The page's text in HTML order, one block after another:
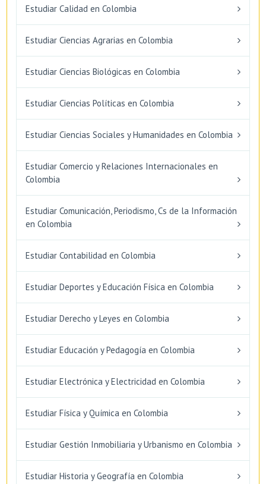
Estudiar Calidad en Colombia
Estudiar Ciencias Agrarias en Colombia
Estudiar Ciencias Biológicas en Colombia
Estudiar Ciencias Políticas en Colombia
Estudiar Ciencias Sociales y Humanidades en Colombia
Estudiar Comercio y Relaciones Internacionales en
Colombia
Estudiar Comunicación, Periodismo, Cs de la Información
en Colombia
Estudiar Contabilidad en Colombia
Estudiar Deportes y Educación Física en Colombia
Estudiar Derecho y Leyes en Colombia
Estudiar Educación y Pedagogía en Colombia
Estudiar Electrónica y Electricidad en Colombia
Estudiar Física y Química en Colombia
Estudiar Gestión Inmobiliaria y Urbanismo en Colombia
Estudiar Historia y Geografía en Colombia